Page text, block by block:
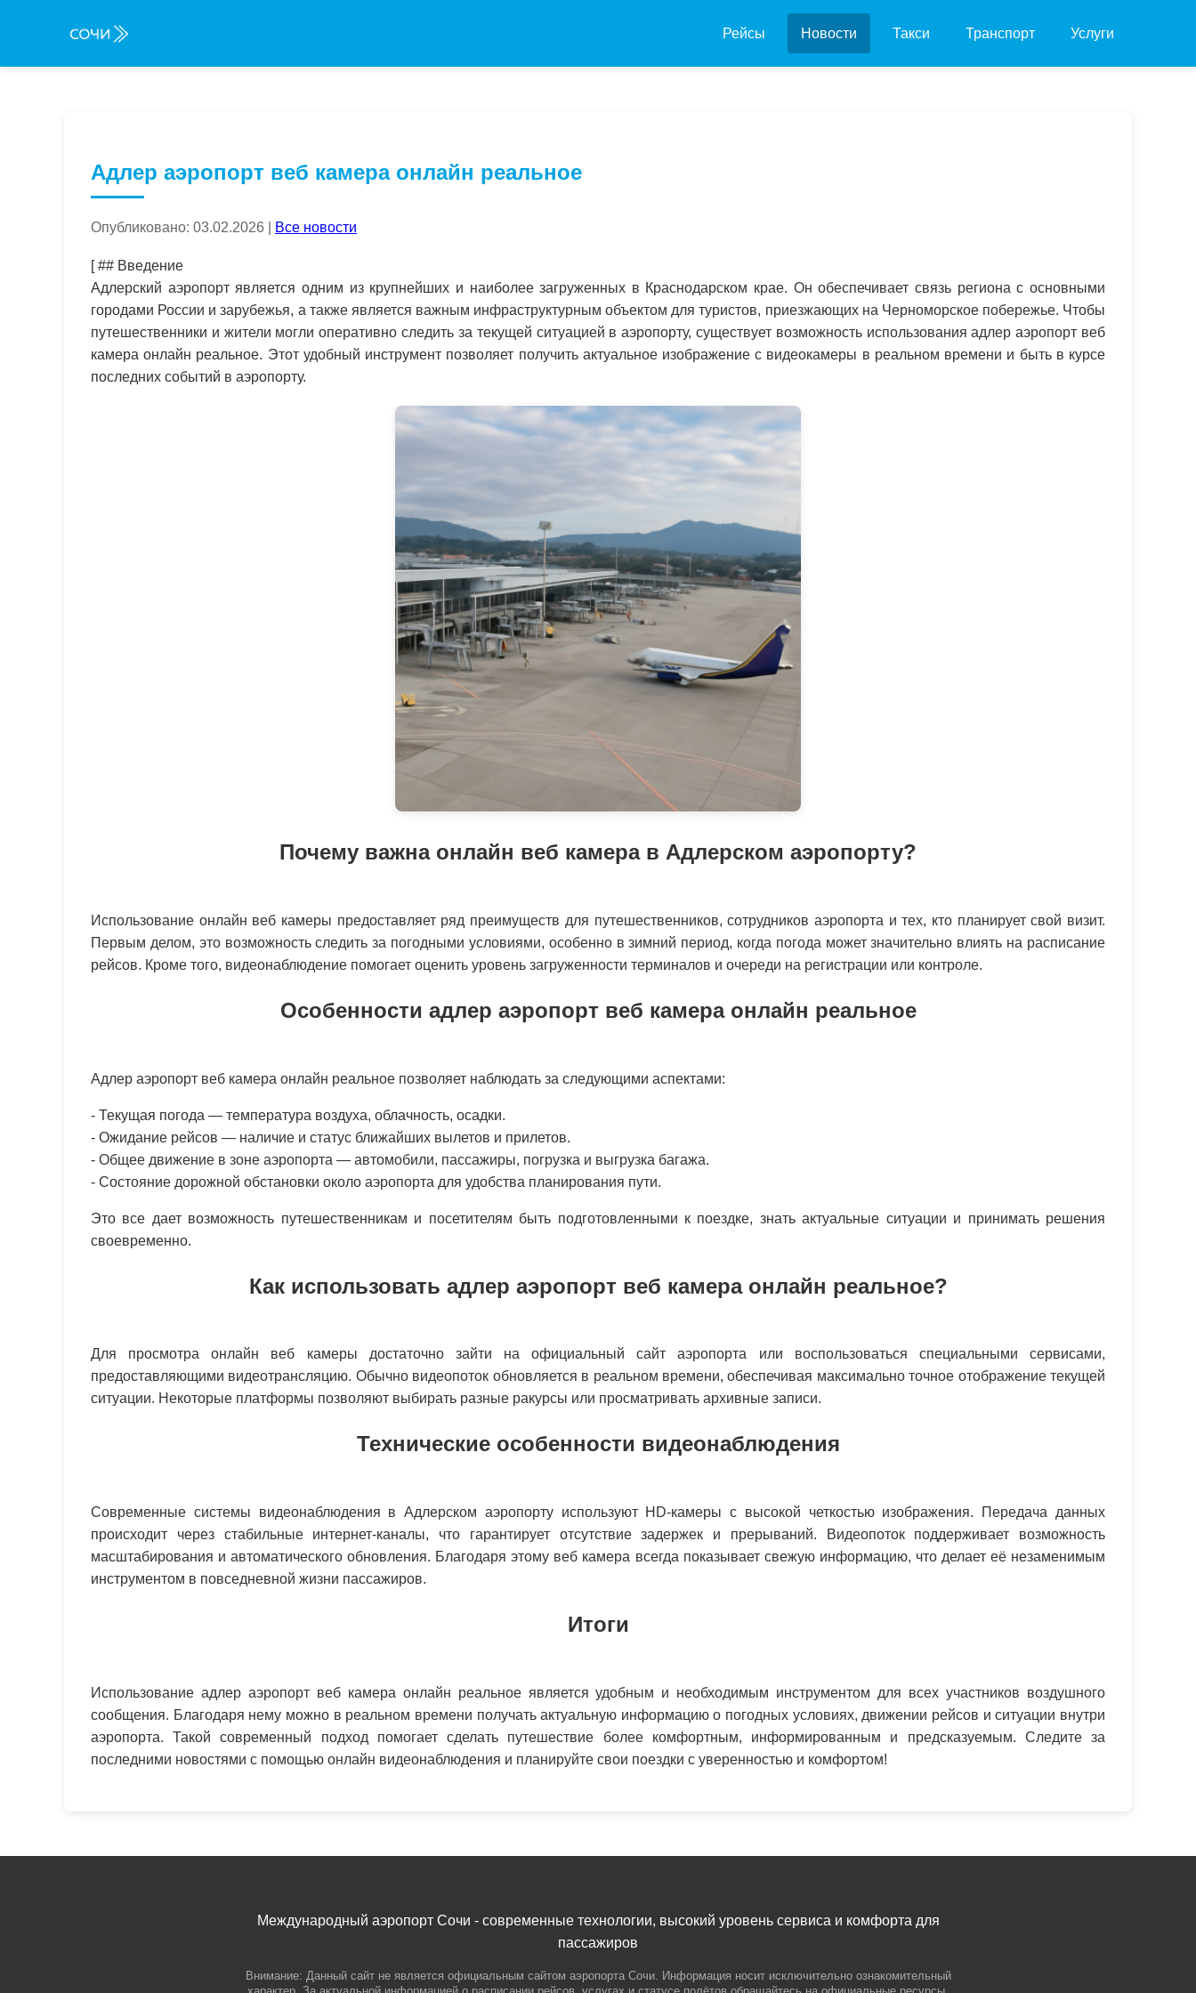
Рейсы Новости Такси Транспорт Услуги
Адлер аэропорт веб камера онлайн реальное
Опубликовано: 03.02.2026 | Все новости
[ ## Введение
Адлерский аэропорт является одним из крупнейших и наиболее загруженных в Краснодарском крае. Он обеспечивает связь региона с основными
городами России и зарубежья, а также является важным инфраструктурным объектом для туристов, приезжающих на Черноморское побережье. Чтобы
путешественники и жители могли оперативно следить за текущей ситуацией в аэропорту, существует возможность использования адлер аэропорт веб
камера онлайн реальное. Этот удобный инструмент позволяет получить актуальное изображение с видеокамеры в реальном времени и быть в курсе
последних событий в аэропорту.
Почему важна онлайн веб камера в Адлерском аэропорту?
Использование онлайн веб камеры предоставляет ряд преимуществ для путешественников, сотрудников аэропорта и тех, кто планирует свой визит.
Первым делом, это возможность следить за погодными условиями, особенно в зимний период, когда погода может значительно влиять на расписание
рейсов. Кроме того, видеонаблюдение помогает оценить уровень загруженности терминалов и очереди на регистрации или контроле.
Особенности адлер аэропорт веб камера онлайн реальное
Адлер аэропорт веб камера онлайн реальное позволяет наблюдать за следующими аспектами:
- Текущая погода — температура воздуха, облачность, осадки.
- Ожидание рейсов — наличие и статус ближайших вылетов и прилетов.
- Общее движение в зоне аэропорта — автомобили, пассажиры, погрузка и выгрузка багажа.
- Состояние дорожной обстановки около аэропорта для удобства планирования пути.
Это все дает возможность путешественникам и посетителям быть подготовленными к поездке, знать актуальные ситуации и принимать решения
своевременно.
Как использовать адлер аэропорт веб камера онлайн реальное?
Для просмотра онлайн веб камеры достаточно зайти на официальный сайт аэропорта или воспользоваться специальными сервисами,
предоставляющими видеотрансляцию. Обычно видеопоток обновляется в реальном времени, обеспечивая максимально точное отображение текущей
ситуации. Некоторые платформы позволяют выбирать разные ракурсы или просматривать архивные записи.
Технические особенности видеонаблюдения
Современные системы видеонаблюдения в Адлерском аэропорту используют HD-камеры с высокой четкостью изображения. Передача данных
происходит через стабильные интернет-каналы, что гарантирует отсутствие задержек и прерываний. Видеопоток поддерживает возможность
масштабирования и автоматического обновления. Благодаря этому веб камера всегда показывает свежую информацию, что делает её незаменимым
инструментом в повседневной жизни пассажиров.
Итоги
Использование адлер аэропорт веб камера онлайн реальное является удобным и необходимым инструментом для всех участников воздушного
сообщения. Благодаря нему можно в реальном времени получать актуальную информацию о погодных условиях, движении рейсов и ситуации внутри
аэропорта. Такой современный подход помогает сделать путешествие более комфортным, информированным и предсказуемым. Следите за
последними новостями с помощью онлайн видеонаблюдения и планируйте свои поездки с уверенностью и комфортом!
Международный аэропорт Сочи - современные технологии, высокий уровень сервиса и комфорта для
пассажиров
Внимание: Данный сайт не является официальным сайтом аэропорта Сочи. Информация носит исключительно ознакомительный